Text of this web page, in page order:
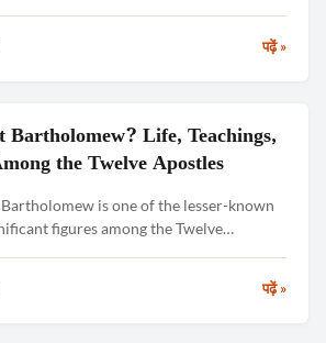
पढ़ें »
Bartholomew? Life, Teachings,
the Twelve Apostles
is one of the lesser-known
figures among the Twelve…
पढ़ें »